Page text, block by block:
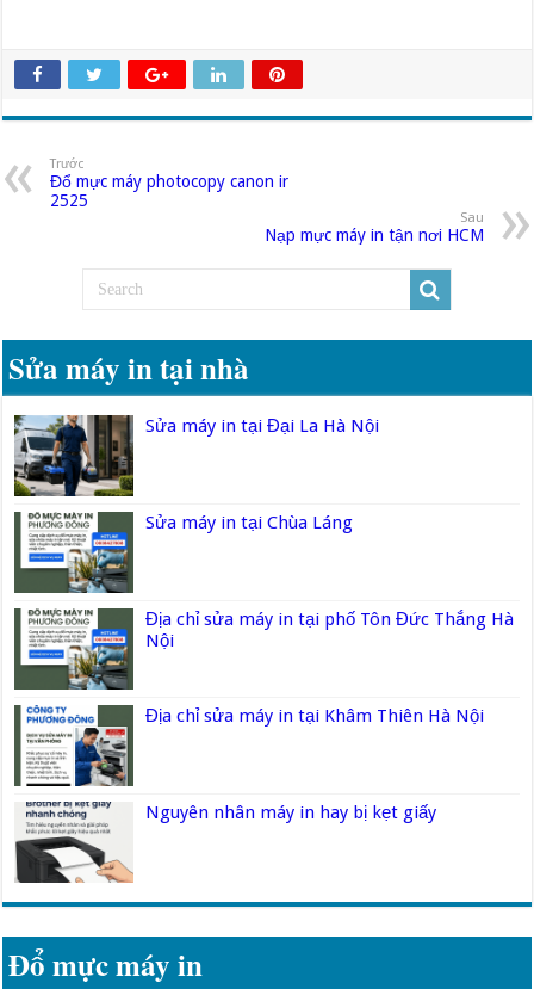
Trước
Đổ mực máy photocopy canon ir
2525
Sau
Nạp mực máy in tận nơi HCM
Sửa máy in tại nhà
Sửa máy in tại Đại La Hà Nội
Sửa máy in tại Chùa Láng
Địa chỉ sửa máy in tại phố Tôn Đức Thắng Hà
Nội
Địa chỉ sửa máy in tại Khâm Thiên Hà Nội
Nguyên nhân máy in hay bị kẹt giấy
Đổ mực máy in